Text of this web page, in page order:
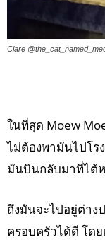
Clare
ในที่สุด Moew
ไม่ต้องพามันไปโร
มันบินกลับมาที่ไต้
ถึงมันจะไปอยู่ต่าง
ครอบครัวได้ดี โด